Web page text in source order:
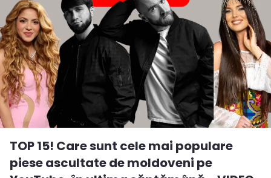
TOP 15! Care sunt cele mai populare
piese ascultate de moldoveni pe